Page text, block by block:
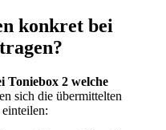
konkret bei
Toniebox 2 welche
sich die übermittelten